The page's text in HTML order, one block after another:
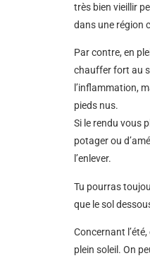
très bien vieillir
dans une région
Par contre, en
chauffer fort au
l’inflammation,
pieds nus.
Si le rendu vous
potager ou
l’enlever.
Tu pourras
que le sol
Concernant
plein soleil. On